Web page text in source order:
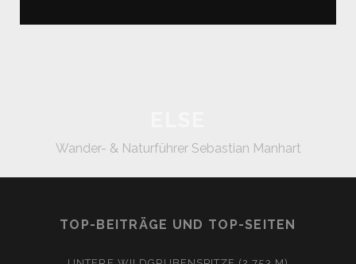
Wander- & Naturführer Sebastian Manhart
TOP-BEITRÄGE UND TOP-SEITEN